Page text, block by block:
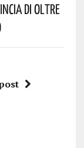
Di Oltre